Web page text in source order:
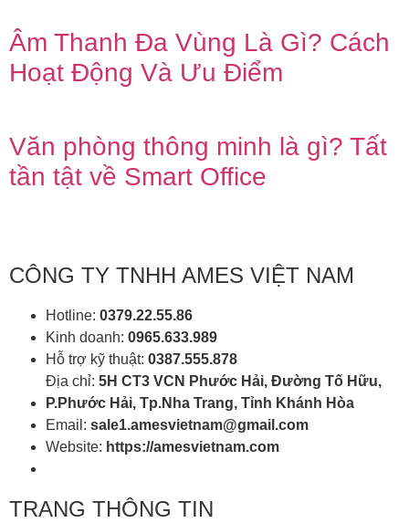
Âm Thanh Đa Vùng Là Gì? Cách
Hoạt Động Và Ưu Điểm
Văn phòng thông minh là gì? Tất
tần tật về Smart Office
CÔNG TY TNHH AMES VIỆT NAM
Hotline: 0379.22.55.86
Kinh doanh: 0965.633.989
Hỗ trợ kỹ thuật: 0387.555.878
Địa chỉ: 5H CT3 VCN Phước Hải, Đường Tố Hữu,
P.Phước Hải, Tp.Nha Trang, Tỉnh Khánh Hòa
Email: sale1.amesvietnam@gmail.com
Website: https://amesvietnam.com
TRANG THÔNG TIN